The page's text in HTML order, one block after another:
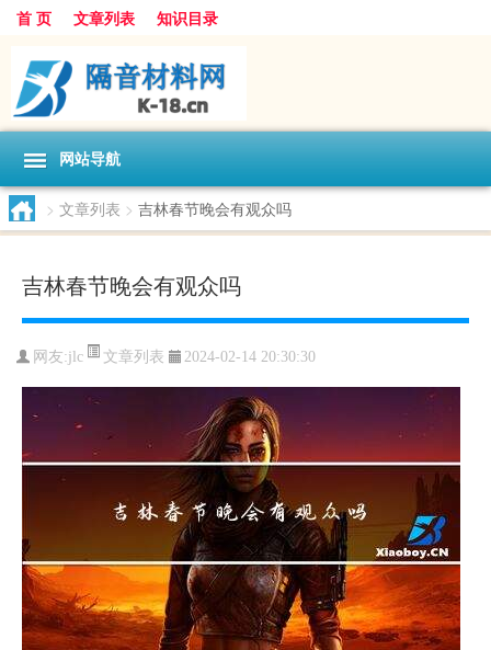
首 页 文章列表 知识目录
网站导航
> 文章列表 > 吉林春节晚会有观众吗
吉林春节晚会有观众吗
网友:jlc 文章列表 2024-02-14 20:30:30